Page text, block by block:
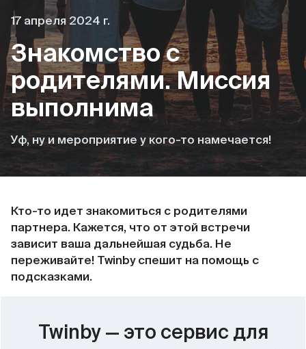
17 апреля 2024 г.
Знакомство с
родителями. Миссия
выполнима
Уф, ну и мероприятие у кого-то намечается!
Кто-то идет знакомиться с родителями
партнера. Кажется, что от этой встречи
зависит ваша дальнейшая судьба. Не
переживайте! Twinby спешит на помощь с
подсказками.
Twinby — это cервис для